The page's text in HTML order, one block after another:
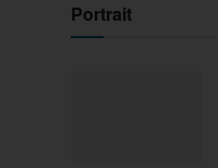
Portrait